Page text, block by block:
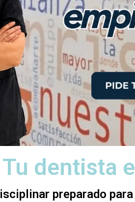
dentista
preparado